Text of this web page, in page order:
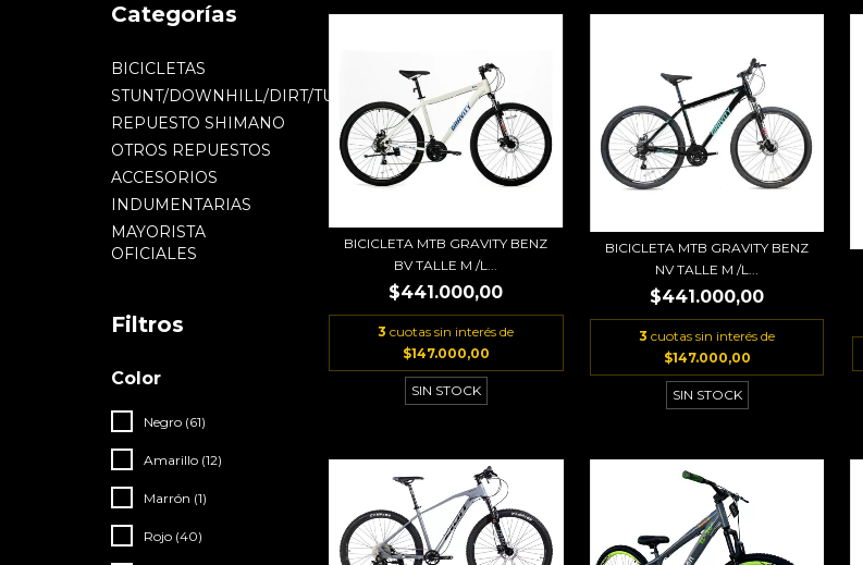
Categorías
BICICLETAS
STUNT/DOWNHILL/DIRT/TUFF
REPUESTO SHIMANO
OTROS REPUESTOS
ACCESORIOS
INDUMENTARIAS
MAYORISTA
OFICIALES
Filtros
Color
Negro (61)
Amarillo (12)
Marrón (1)
Rojo (40)
BICICLETA MTB GRAVITY BENZ
BV TALLE M /L...
$441.000,00
3 cuotas sin interés de
$147.000,00
SIN STOCK
BICICLETA MTB GRAVITY BENZ
NV TALLE M /L...
$441.000,00
3 cuotas sin interés de
$147.000,00
SIN STOCK